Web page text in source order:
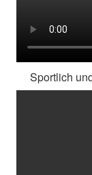
Sportlich